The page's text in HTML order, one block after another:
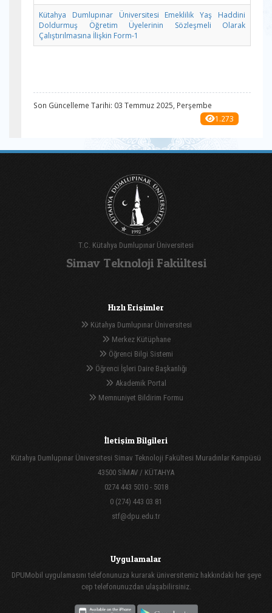
Kütahya Dumlupınar Üniversitesi Emeklilik Yaş Haddini
Doldurmuş Öğretim Üyelerinin Sözleşmeli Olarak
Çalıştırılmasına İlişkin Form-1
Son Güncelleme Tarihi: 03 Temmuz 2025, Perşembe
1.273
T.C. Kütahya Dumlupınar Üniversitesi
Simav Teknoloji Fakültesi
Hızlı Erişimler
Kütahya Dumlupınar Üniversitesi
Merkez Kütüphane
Öğrenci Bilgi Sistemi
Öğrenci İşleri Daire Başkanlığı
Akademik Portal
Memnuniyet Bildirim Formu
İletişim Bilgileri
Kütahya Dumlupınar Üniversitesi Simav Teknoloji Fakültesi Muradınlar Kampüsü
43500 SİMAV / KÜTAHYA
0274 443 5010 - 5018
0 (274) 443 03 81
stf@dpu.edu.tr
Uygulamalar
DPUMobil uygulamasını telefonunuza kurarak üniversitemiz hakkındaki her şeye
cep telefonunuzdan ulaşabilirsiniz.